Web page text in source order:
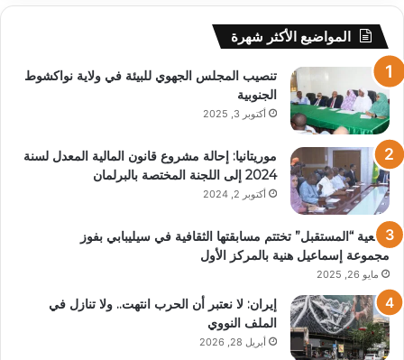
المواضيع الأكثر شهرة
تنصيب المجلس الجهوي للبيئة في ولاية نواكشوط
الجنوبية
أكتوبر 3, 2025
موريتانيا: إحالة مشروع قانون المالية المعدل لسنة
2024 إلى اللجنة المختصة بالبرلمان
أكتوبر 2, 2024
جمعية “المستقبل” تختتم مسابقتها الثقافية في سيليبابي بفوز
مجموعة إسماعيل هنية بالمركز الأول
مايو 26, 2025
إيران: لا نعتبر أن الحرب انتهت.. ولا تنازل في
الملف النووي
أبريل 28, 2026